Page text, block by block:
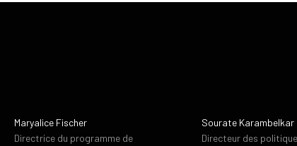
Maryalice Fischer
Directrice du programme de
Sourate Karambelkar
Directeur des